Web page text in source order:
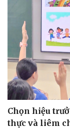
Chọn hiệu
thực và liêm